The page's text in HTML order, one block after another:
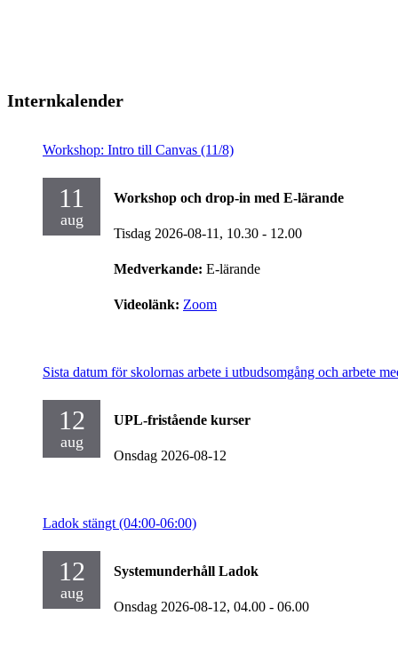
Internkalender
Workshop: Intro till Canvas (11/8)
11
aug
Workshop och drop-in med E-lärande
Tisdag 2026-08-11, 10.30 - 12.00
Medverkande: E-lärande
Videolänk: Zoom
Sista datum för skolornas arbete i utbudsomgång och arbete
12
aug
UPL-fristående kurser
Onsdag 2026-08-12
Ladok stängt (04:00-06:00)
12
aug
Systemunderhåll Ladok
Onsdag 2026-08-12, 04.00 - 06.00